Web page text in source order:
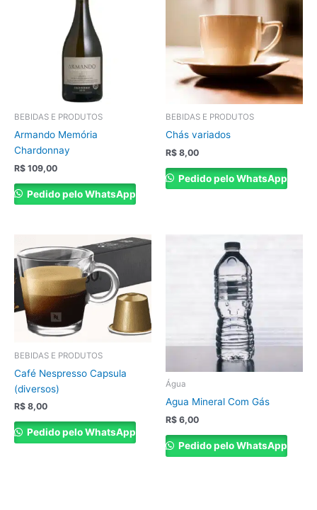
BEBIDAS E PRODUTOS
Armando Memória
Chardonnay
R$ 109,00
Pedido pelo WhatsApp
BEBIDAS E PRODUTOS
Chás variados
R$ 8,00
Pedido pelo WhatsApp
BEBIDAS E PRODUTOS
Café Nespresso Capsula
(diversos)
R$ 8,00
Pedido pelo WhatsApp
Água
Agua Mineral Com Gás
R$ 6,00
Pedido pelo WhatsApp